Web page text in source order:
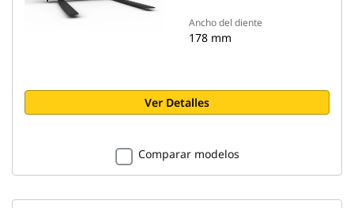
Ancho del diente
178 mm
Ver Detalles
Comparar modelos